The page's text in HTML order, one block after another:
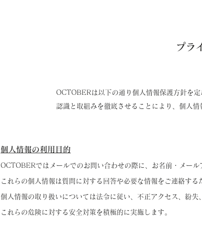
プラ
OCTOBERは以下の通り個人情報保護方針を定
認識と取組みを徹底させることにより、個人情
個人情報の利用目的
OCTOBERではメールでのお問い合わせの際に、お名前・メー
これらの個人情報は質問に対する回答や必要な情報をご連絡する
個人情報の取り扱いについては法令に従い、不正アクセス、紛
これらの危険に対する安全対策を積極的に実施します。